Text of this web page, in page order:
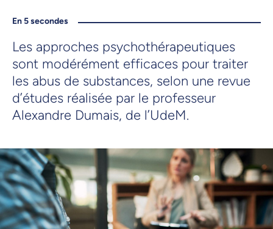
En 5 secondes
Les approches psychothérapeutiques
sont modérément efficaces pour traiter
les abus de substances, selon une revue
d’études réalisée par le professeur
Alexandre Dumais, de l’UdeM.